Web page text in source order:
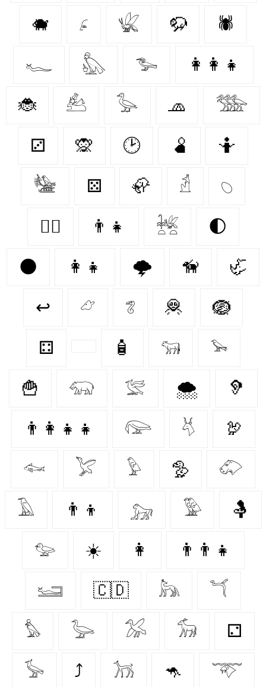
🐗 𓂊 𓆤 🦬 🕷️
𓆑 𓅽 𓅧 👩‍👩‍👧
🐞 𓃕 𓅭 🧢 𓅢
⚂ 🙊 🕑 🫄 🤷
𓅋 ⚄ 🦣 𓁢 𓆇
🐕‍🦺 👨‍👧 𓆥 🌓
🌑 👩‍👧 🌩️ 🦮 🦏
↩ 𓃿 𓆂 🦧 🪺
⚃ 🧴 𓃔 𓅩
🍟 𓃯 𓅛 🌨️ 🦻
👨‍👩‍👧‍👧 𓅼 𓄃 🦃
𓆜 𓅯 𓅱 🦤 𓄁
𓄿 👨‍👦 𓃷 𓅳 🤱
𓅰 ☀️ 👩‍ 👨‍👨‍👧
𓆒 🇨🇩 𓃦 𓆔
𓅊 𓅬 𓅮 𓃘 ⚁
𓅚 ⤴ 𓃡 🦘 𓄅